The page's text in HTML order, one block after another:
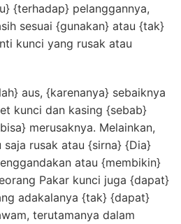
{terhadap} pelanggannya,
sesuai {gunakan} atau {tak}
kunci yang rusak atau
aus, {karenanya} sebaiknya
kunci dan kasing {sebab}
merusaknya. Melainkan,
rusak atau {sirna} {Dia}
atau {membikin}
Pakar kunci juga {dapat}
adakalanya {tak} {dapat}
terutamanya dalam